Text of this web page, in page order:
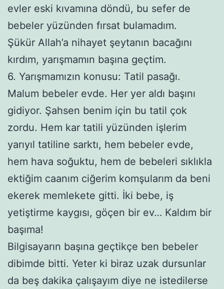
evler eski kıvamına döndü, bu sefer de
bebeler yüzünden fırsat bulamadım.
Şükür Allah’a nihayet şeytanın bacağını
kırdım, yarışmamın başına geçtim.
6. Yarışmamızın konusu: Tatil pasağı.
Malum bebeler evde. Her yer aldı başını
gidiyor. Şahsen benim için bu tatil çok
zordu. Hem kar tatili yüzünden işlerim
yarıyıl tatiline sarktı, hem bebeler evde,
hem hava soğuktu, hem de bebeleri sıklıkla
ektiğim caanım ciğerim komşularım da beni
ekerek memlekete gitti. İki bebe, iş
yetiştirme kaygısı, göçen bir ev… Kaldım bir
başıma!
Bilgisayarın başına geçtikçe ben bebeler
dibimde bitti. Yeter ki biraz uzak dursunlar
da beş dakika çalışayım diye ne istedilerse